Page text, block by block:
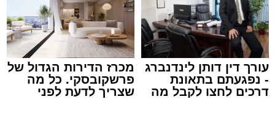
בית הכנסת יג קדושי אשדוד. מינהלת רובע ג'
עורך דין דותן לינדנברג
- נפגעתם בתאונת
דרכים לחצו לקבל מה
מכרז הדירות הגדול של
פרשקובסקי. כל מה
שצריך לדעת לפני